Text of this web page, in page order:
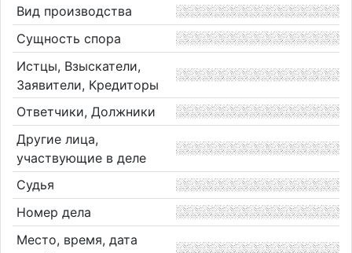
Вид производства
Сущность спора
Истцы, Взыскатели,
Заявители, Кредиторы
Ответчики, Должники
Другие лица,
участвующие в деле
Судья
Номер дела
Место, время, дата